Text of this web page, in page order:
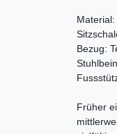
Material:
Bezug:
Früher